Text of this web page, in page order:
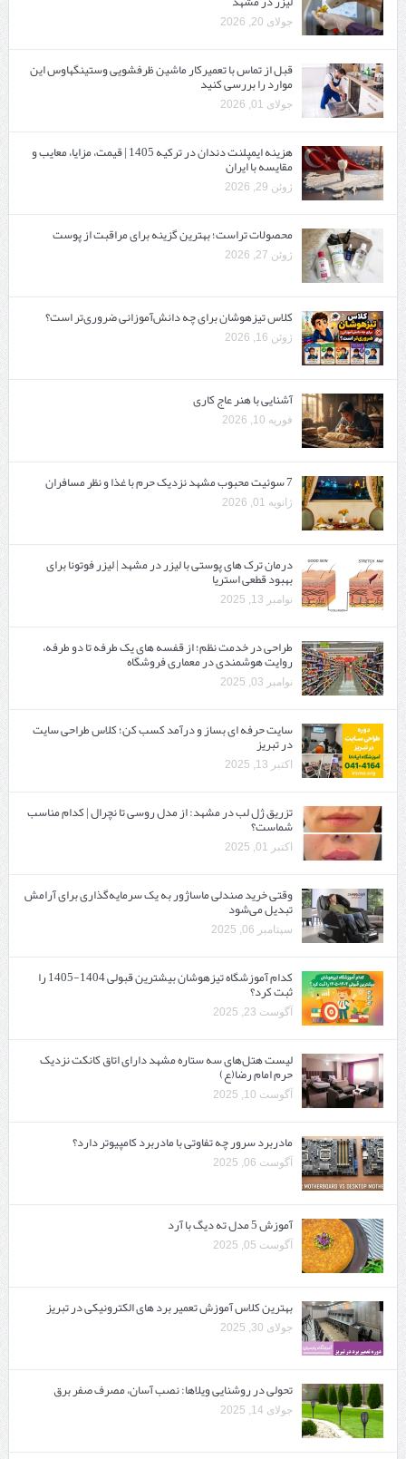
جولای 20, 2026
قبل از تماس با تعمیرکار ماشین ظرفشویی وستینگهاوس این
موارد را بررسی کنید
جولای 01, 2026
هزینه ایمپلنت دندان در ترکیه 1405 | قیمت، مزایا، معایب و
مقایسه با ایران
ژوئن 29, 2026
محصولات تراست؛ بهترین گزینه برای مراقبت از پوست
ژوئن 27, 2026
کلاس تیزهوشان برای چه دانش‌آموزانی ضروری‌تر است؟
ژوئن 16, 2026
آشنایی با هنر عاج کاری
فوریه 10, 2026
7 سوئیت محبوب مشهد نزدیک حرم با غذا و نظر مسافران
ژانویه 01, 2026
درمان ترک های پوستی با لیزر در مشهد | لیزر فوتونا برای
بهبود قطعی استریا
نوامبر 13, 2025
طراحی در خدمت نظم؛ از قفسه ‌های یک‌ طرفه تا دو طرفه،
روایت هوشمندی در معماری فروشگاه
نوامبر 03, 2025
سایت حرفه ‌ای بساز و درآمد کسب کن؛ کلاس طراحی سایت
در تبریز
اکتبر 13, 2025
تزریق ژل لب در مشهد: از مدل روسی تا نچرال | کدام مناسب
شماست؟
اکتبر 01, 2025
وقتی خرید صندلی ماساژور به یک سرمایه‌گذاری برای آرامش
تبدیل می‌شود
سپتامبر 06, 2025
کدام آموزشگاه تیزهوشان بیشترین قبولی 1404-1405 را
ثبت کرد؟
آگوست 23, 2025
لیست هتل‌های سه ستاره مشهد دارای اتاق کانکت نزدیک
حرم امام رضا(ع)
آگوست 10, 2025
مادربرد سرور چه تفاوتی با مادربرد کامپیوتر دارد؟
آگوست 06, 2025
آموزش 5 مدل ته دیگ با آرد
آگوست 05, 2025
بهترین کلاس آموزش تعمیر برد های الکترونیکی در تبریز
جولای 30, 2025
تحولی در روشنایی ویلاها: نصب آسان، مصرف صفر برق
جولای 14, 2025